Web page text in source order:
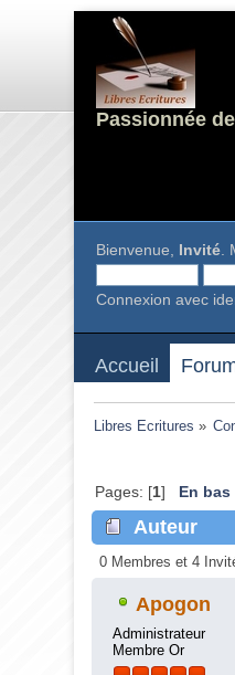
Passionnée
Bienvenue, Invité.
Connexion avec
Accueil
Libres Ecritures »
Pages: [1] En bas
Auteur
0 Membres et 4
Apogon
Administrateur
Membre Or